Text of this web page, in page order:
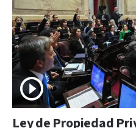
Ley de Propiedad